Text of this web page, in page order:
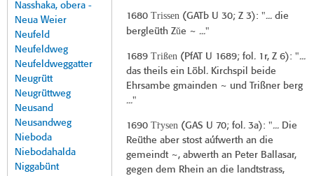
Nasshaka, obera -
Neua Weier
Neufeld
Neufeldweg
Neufeldweggatter
Neugrütt
Neugrüttweg
Neusand
Neusandweg
Nieboda
Niebodahalda
Niggabünt
1680 Trissen(GATb U 30; Z 3): "... die
bergleüth Zŭe ~ ..."
1689 Trißen( PfAT U 1689; fol. 1r, Z 6): "...
das theils ein Löbl. Kirchspil beide
Ehrsambe gmainden ~ und Trißner berg
..."
1690 Tr̀ysen(GAS U 70; fol. 3a): "... Die
Reüthe aber stost aúfwerth an die
gemeindt ~, abwerth an Peter Ballasar,
gegen dem Rhein an die landtstrass,